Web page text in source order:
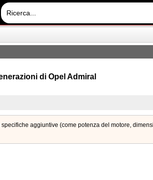
di Opel Admiral
aggiuntive (come potenza del motore,